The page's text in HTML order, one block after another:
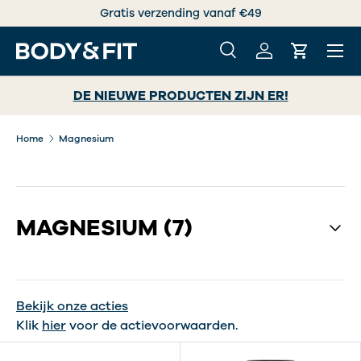
GA NAAR INHOUD
Gratis verzending vanaf €49
Zoeken
ZoekenInloggen
Menu
DE NIEUWE PRODUCTEN ZIJN ER!
Home Magnesium
MAGNESIUM (7)
Bekijk onze acties
Klik hiervoor de actievoorwaarden.